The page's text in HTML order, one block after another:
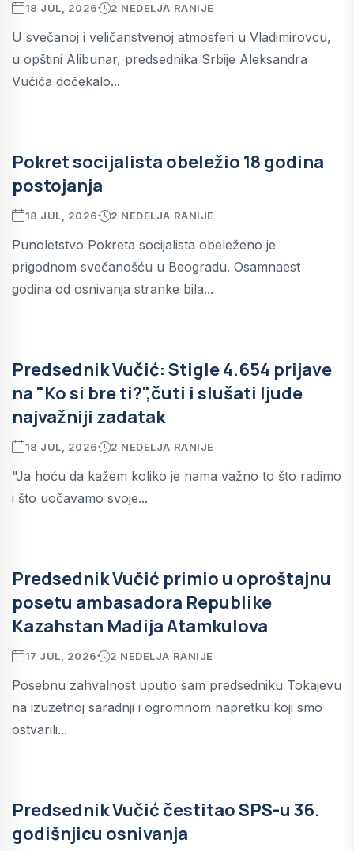
18 JUL, 2026 2 NEDELJA RANIJE
U svečanoj i veličanstvenoj atmosferi u Vladimirovcu,
u opštini Alibunar, predsednika Srbije Aleksandra
Vučića dočekalo...
Pokret socijalista obeležio 18 godina
postojanja
18 JUL, 2026 2 NEDELJA RANIJE
Punoletstvo Pokreta socijalista obeleženo je
prigodnom svečanošću u Beogradu. Osamnaest
godina od osnivanja stranke bila...
Predsednik Vučić: Stigle 4.654 prijave
na "Ko si bre ti?",čuti i slušati ljude
najvažniji zadatak
18 JUL, 2026 2 NEDELJA RANIJE
"Ja hoću da kažem koliko je nama važno to što radimo
i što uočavamo svoje...
Predsednik Vučić primio u oproštajnu
posetu ambasadora Republike
Kazahstan Madija Atamkulova
17 JUL, 2026 2 NEDELJA RANIJE
Posebnu zahvalnost uputio sam predsedniku Tokajevu
na izuzetnoj saradnji i ogromnom napretku koji smo
ostvarili...
Predsednik Vučić čestitao SPS-u 36.
godišnjicu osnivanja